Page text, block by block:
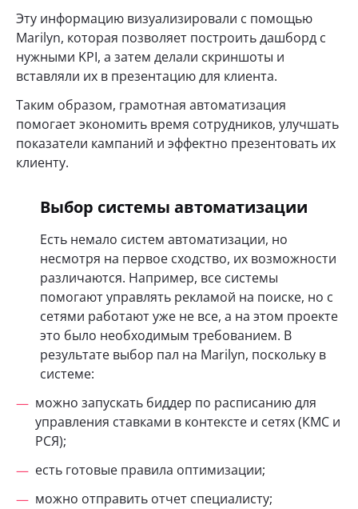
Эту информацию визуализировали с помощью
Marilyn, которая позволяет построить дашборд с
нужными KPI, а затем делали скриншоты и
вставляли их в презентацию для клиента.
Таким образом, грамотная автоматизация
помогает экономить время сотрудников, улучшать
показатели кампаний и эффектно презентовать их
клиенту.
Выбор системы автоматизации
Есть немало систем автоматизации, но
несмотря на первое сходство, их возможности
различаются. Например, все системы
помогают управлять рекламой на поиске, но с
сетями работают уже не все, а на этом проекте
это было необходимым требованием. В
результате выбор пал на Marilyn, поскольку в
системе:
можно запускать биддер по расписанию для
управления ставками в контексте и сетях (КМС и
РСЯ);
есть готовые правила оптимизации;
можно отправить отчет специалисту;